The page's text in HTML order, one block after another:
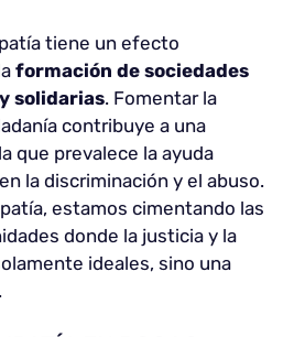
tiene un efecto
formación de sociedades
solidarias. Fomentar la
contribuye a una
que prevalece la ayuda
la discriminación y el abuso.
estamos cimentando las
donde la justicia y la
ideales, sino una